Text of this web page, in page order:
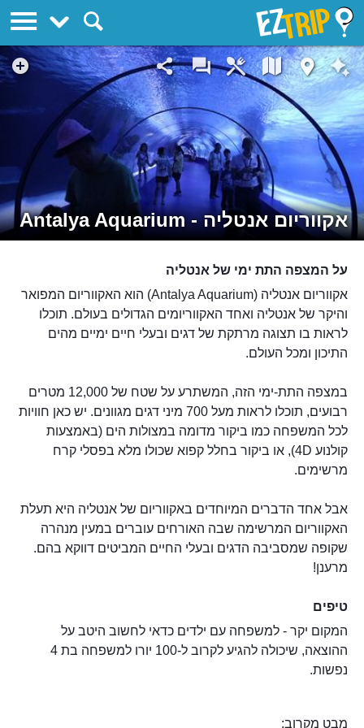
אקווריום אנטליה - Antalya Aquarium
על המצפה התת ימי של אנטליה
אקווריום אנטליה (Antalya Aquarium) הוא האקווריום המפואר
והיקר של אנטליה ואחד האקווריומים הגדולים בעולם. תוכלו
לראות בו תצוגה מרתקת של דגים ובעלי חיים ימיים מהים
התיכון ומכל העולם.
במצפה התת-ימי הזה, המשתרע על שטח של 12,000 מטרים
רבועים, תוכלו לראות מעל 700 מיני דגים מגוונים. יש כאן חוויות
לכל המשפחה כמו ביקור מדומה במצולות הים (באמצעות
קולנוע 4D), או ביקור בחלל קפוא שכולו מלא בפסלי קרח
מרשימים.
אבל אחד הדברים המיוחדים באקווריום של אנטליה היא תעלת
האקווריום המרשימה שבה האורחים עוברים במעין מנהרה
שקופה שמסביבה הדגים ובעלי החיים המביטים דווקא בהם.
מרענן!
טיפים
המקום יקר - למשפחה עם ילדים כדאי לחשוב היטב על
ההוצאה, שיכולה להגיע לקרוב ל-100 יורו למשפחה בת 4
נפשות.
מבט מקרוב:
EZTrip